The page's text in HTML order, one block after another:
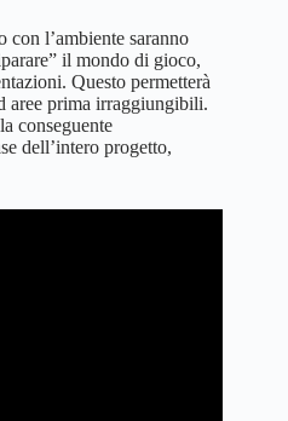
con l’ambiente saranno
il mondo di gioco,
Questo permetterà
aree prima irraggiungibili.
conseguente
dell’intero progetto,